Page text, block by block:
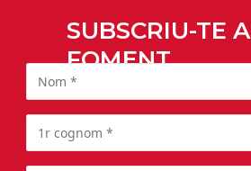
SUBSCRIU-TE A
FOMENT